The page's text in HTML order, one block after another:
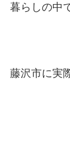
暮らしの中
藤沢市に実